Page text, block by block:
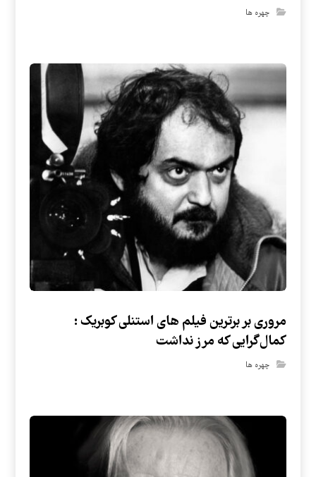
چهره ها
مروری بر برترین فیلم های استنلی کوبریک :
کمال‌گرایی که مرز نداشت
چهره ها